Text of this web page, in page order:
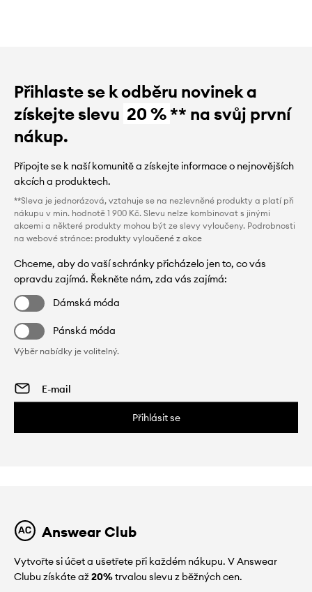
Přihlaste se k odběru novinek a
získejte slevu 20 %** na svůj první
nákup.
Připojte se k naší komunitě a získejte informace o nejnovějších
akcích a produktech.
**Sleva je jednorázová, vztahuje se na nezlevněné produkty a platí při
nákupu v min. hodnotě 1 900 Kč. Slevu nelze kombinovat s jinými
akcemi a některé produkty mohou být ze slevy vyloučeny. Podrobnosti
na webové stránce: produkty vyloučené z akce
Chceme, aby do vaší schránky přicházelo jen to, co vás
opravdu zajímá. Řekněte nám, zda vás zajímá:
Dámská móda
Pánská móda
Výběr nabídky je volitelný.
Přihlásit se
Answear Club
Vytvořte si účet a ušetřete při každém nákupu. V Answear
Clubu získáte až20%trvalou slevu z běžných cen.